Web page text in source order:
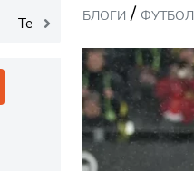
Теннис Остальное
БЛОГИ / ФУТБОЛ